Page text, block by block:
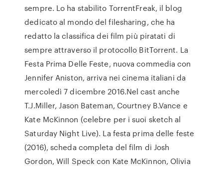
sempre. Lo ha stabilito TorrentFreak, il blog
dedicato al mondo del filesharing, che ha
redatto la classifica dei film più piratati di
sempre attraverso il protocollo BitTorrent. La
Festa Prima Delle Feste, nuova commedia con
Jennifer Aniston, arriva nei cinema italiani da
mercoledì 7 dicembre 2016.Nel cast anche
T.J.Miller, Jason Bateman, Courtney B.Vance e
Kate McKinnon (celebre per i suoi sketch al
Saturday Night Live). La festa prima delle feste
(2016), scheda completa del film di Josh
Gordon, Will Speck con Kate McKinnon, Olivia